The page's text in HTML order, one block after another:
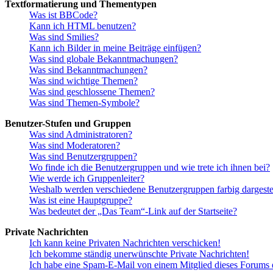
Textformatierung und Thementypen
Was ist BBCode?
Kann ich HTML benutzen?
Was sind Smilies?
Kann ich Bilder in meine Beiträge einfügen?
Was sind globale Bekanntmachungen?
Was sind Bekanntmachungen?
Was sind wichtige Themen?
Was sind geschlossene Themen?
Was sind Themen-Symbole?
Benutzer-Stufen und Gruppen
Was sind Administratoren?
Was sind Moderatoren?
Was sind Benutzergruppen?
Wo finde ich die Benutzergruppen und wie trete ich ihnen bei?
Wie werde ich Gruppenleiter?
Weshalb werden verschiedene Benutzergruppen farbig
Was ist eine Hauptgruppe?
Was bedeutet der „Das Team“-Link auf der Startseite?
Private Nachrichten
Ich kann keine Privaten Nachrichten verschicken!
Ich bekomme ständig unerwünschte Private Nachrichten!
Ich habe eine Spam-E-Mail von einem Mitglied dieses Forums